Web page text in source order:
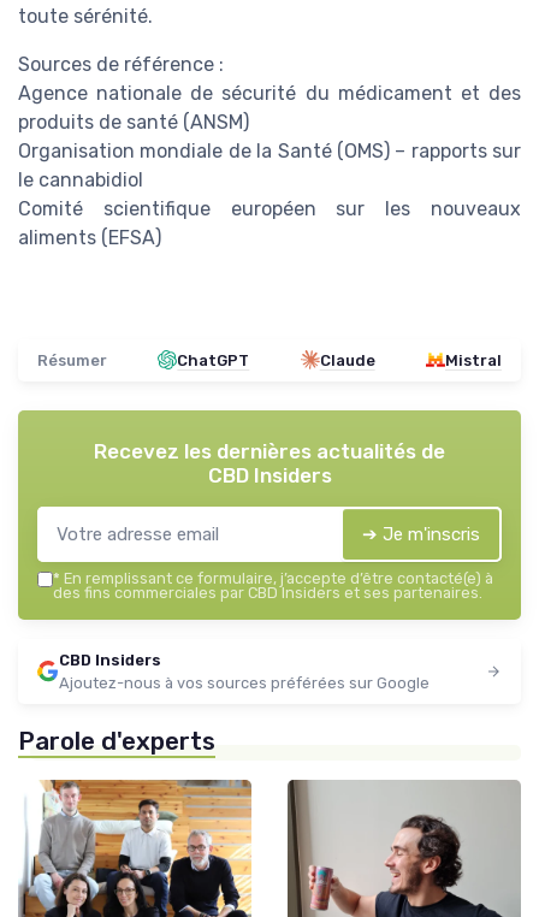
toute sérénité.
Sources de référence :
Agence nationale de sécurité du médicament et des
produits de santé (ANSM)
Organisation mondiale de la Santé (OMS) – rapports sur
le cannabidiol
Comité scientifique européen sur les nouveaux
aliments (EFSA)
Résumer ChatGPT Claude Mistral
Recevez les dernières actualités de
CBD Insiders
➔ Je m'inscris
* En remplissant ce formulaire, j’accepte d’être contacté(e) à
des fins commerciales par CBD Insiders et ses partenaires.
CBD Insiders
Ajoutez-nous à vos sources préférées sur Google
Parole d'experts